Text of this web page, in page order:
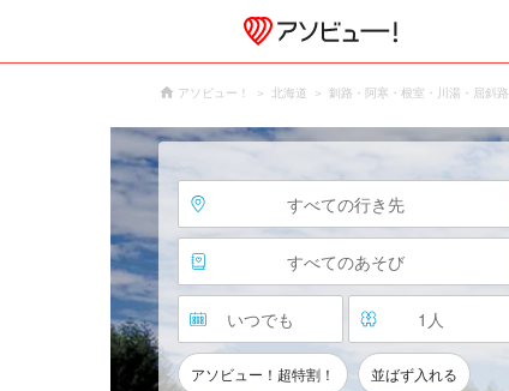
アソビュー！ 北海道 釧路・阿寒・根室・川湯・屈斜路
すべての行き先
すべてのあそび
いつでも 1 人
アソビュー！超特割！ 並ばず入れる